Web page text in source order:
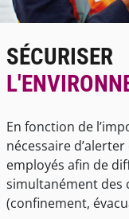
SÉCURISER
En fonction de
nécessaire
employés afin de
simultanément des
(confinement,